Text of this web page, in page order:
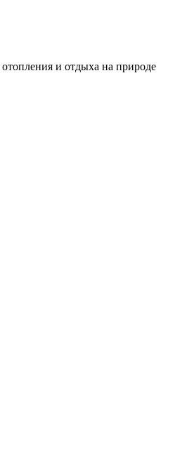
и отдыха на природе